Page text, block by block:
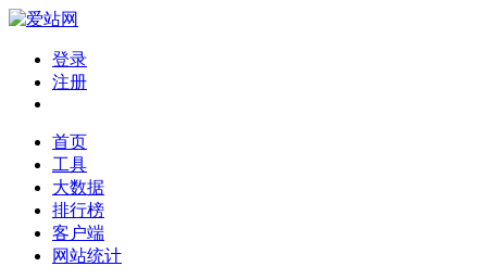
登录
注册
首页
工具
大数据
排行榜
客户端
网站统计